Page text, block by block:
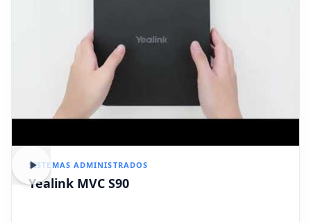
SISTEMAS ADMINISTRADOS
Yealink MVC S90